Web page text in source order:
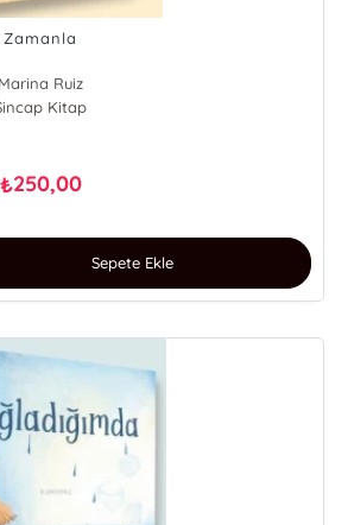
Zamanla
Marina Ruiz
Kitap
₺250,00
Sepete Ekle